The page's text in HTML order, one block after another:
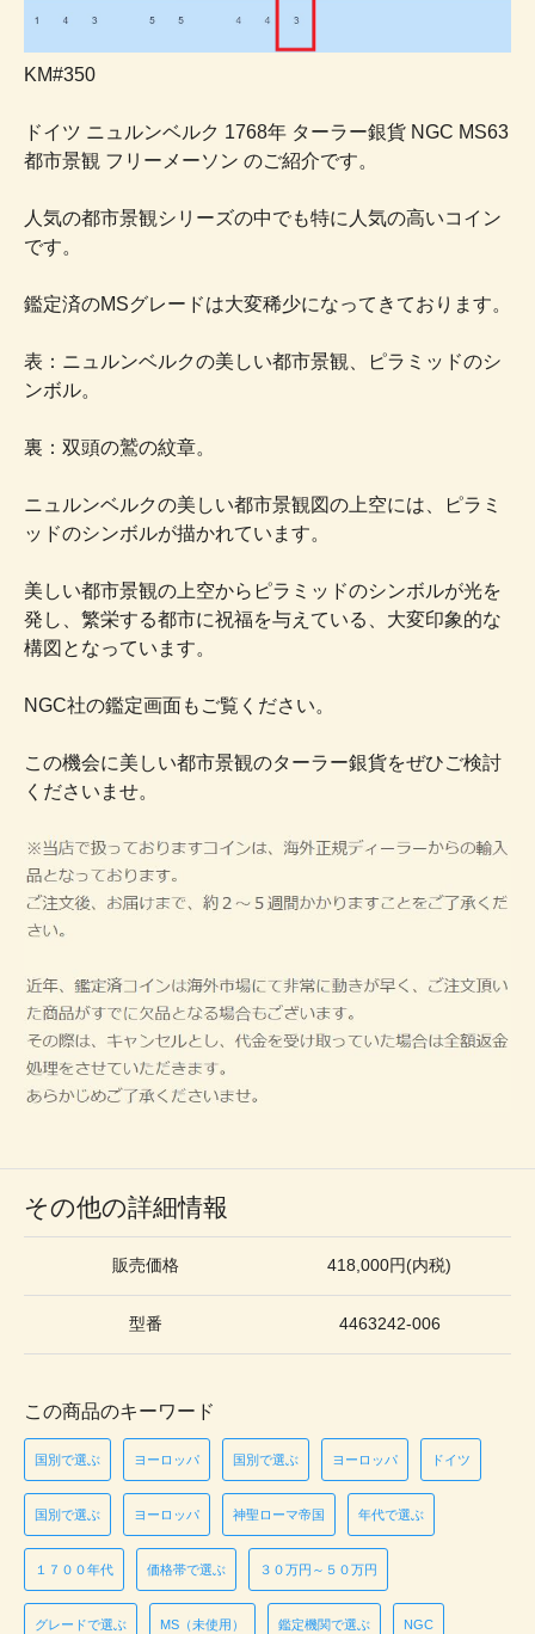
KM#350
ドイツ ニュルンベルク 1768年 ターラー銀貨 NGC MS63
都市景観 フリーメーソン のご紹介です。
人気の都市景観シリーズの中でも特に人気の高いコイン
です。
鑑定済のMSグレードは大変稀少になってきております。
表：ニュルンベルクの美しい都市景観、ピラミッドのシ
ンボル。
裏：双頭の鷲の紋章。
ニュルンベルクの美しい都市景観図の上空には、ピラミ
ッドのシンボルが描かれています。
美しい都市景観の上空からピラミッドのシンボルが光を
発し、繁栄する都市に祝福を与えている、大変印象的な
構図となっています。
NGC社の鑑定画面もご覧ください。
この機会に美しい都市景観のターラー銀貨をぜひご検討
くださいませ。
その他の詳細情報
販売価格 418,000円(内税)
型番 4463242-006
この商品のキーワード
国別で選ぶ ヨーロッパ 国別で選ぶ ヨーロッパ ドイツ
国別で選ぶ ヨーロッパ 神聖ローマ帝国 年代で選ぶ
１７００年代 価格帯で選ぶ ３０万円～５０万円
グレードで選ぶ MS（未使用） 鑑定機関で選ぶ NGC